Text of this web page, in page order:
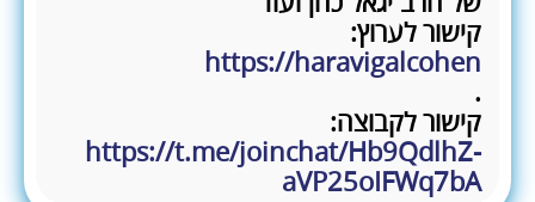
קישור לערוץ:
https://haravigalcohen
.
קישור לקבוצה:
https://t.me/joinchat/Hb9QdlhZ-
aVP25oIFWq7bA